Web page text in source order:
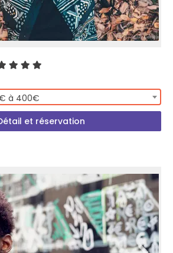
à 400€
et réservation